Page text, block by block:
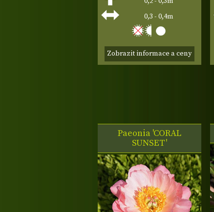
0,3 - 0,4m
Zobrazit informace a ceny
Paeonia 'CORAL
SUNSET'